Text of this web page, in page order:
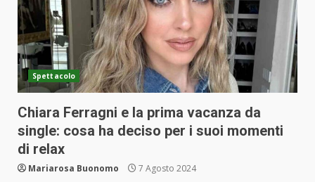
Spettacolo
Chiara Ferragni e la prima vacanza da
single: cosa ha deciso per i suoi momenti
di relax
Mariarosa Buonomo 7 Agosto 2024